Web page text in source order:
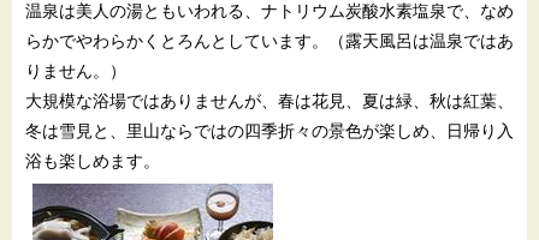
温泉は美人の湯ともいわれる、ナトリウム炭酸水素塩泉で、なめ
らかでやわらかくとろんとしています。（露天風呂は温泉ではあ
りません。）
大規模な浴場ではありませんが、春は花見、夏は緑、秋は紅葉、
冬は雪見と、里山ならではの四季折々の景色が楽しめ、日帰り入
浴も楽しめます。